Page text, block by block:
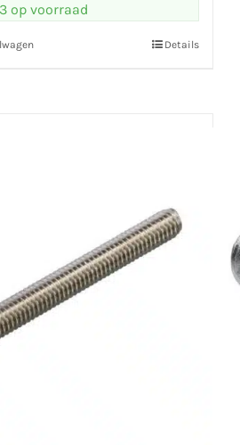
op voorraad
Details